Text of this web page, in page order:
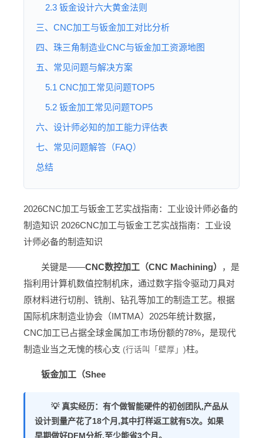
2.3 钣金设计六大黄金法则
三、CNC加工与钣金加工对比分析
四、珠三角制造业CNC与钣金加工资源地图
五、常见问题与解决方案
5.1 CNC加工常见问题TOP5
5.2 钣金加工常见问题TOP5
六、设计师必知的加工能力评估表
七、常见问题解答（FAQ）
总结
2026CNC加工与钣金工艺实战指南：工业设计师必备的
制造知识 2026CNC加工与钣金工艺实战指南：工业设
计师必备的制造知识
关键是——CNC数控加工（CNC Machining）
，是
指利用计算机数值控制机床，通过数字指令驱动刀具对
原材料进行切削、铣削、钻孔等加工的制造工艺。根据
国际机床制造业协会（IMTMA）2025年统计数据，
CNC加工已占据全球金属加工市场份额的78%，是现代
制造业当之无愧的核心支 (行话叫「壁厚」)柱。
钣金加工（Shee
💡 真实经历：有个做智能硬件的初创团队,产品从
设计到量产花了18个月,其中打样返工就有5次。如果
早期做好DFM分析,至少能省3个月。